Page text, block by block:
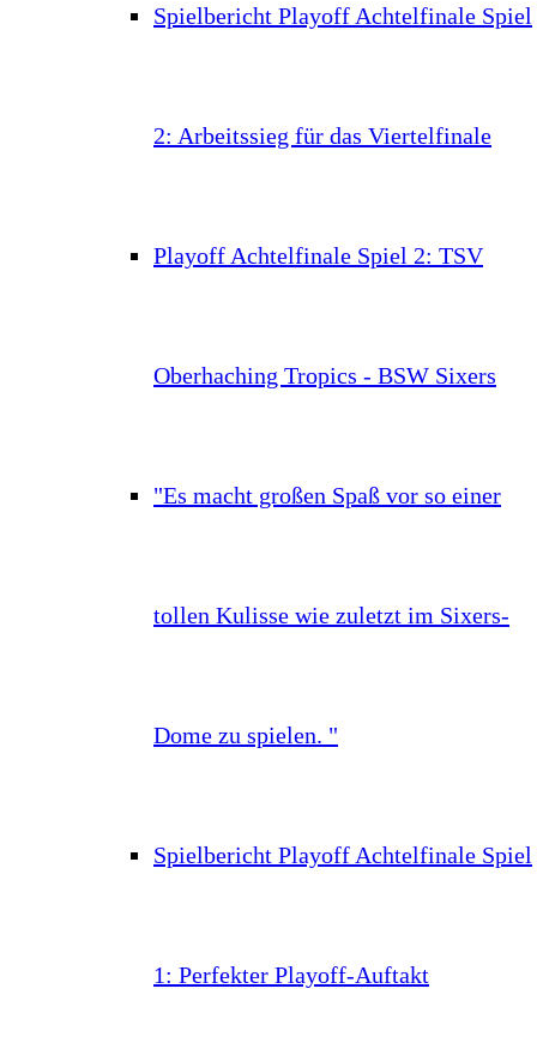
Spielbericht Playoff Achtelfinale Spiel
2: Arbeitssieg für das Viertelfinale
Playoff Achtelfinale Spiel 2: TSV
Oberhaching Tropics - BSW Sixers
"Es macht großen Spaß vor so einer
tollen Kulisse wie zuletzt im Sixers-
Dome zu spielen. "
Spielbericht Playoff Achtelfinale Spiel
1: Perfekter Playoff-Auftakt